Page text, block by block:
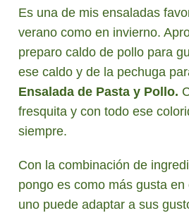
Es una de mis ensaladas
verano como en invierno.
preparo caldo de pollo para
ese caldo y de la pechuga
Ensalada de Pasta y Pollo.
fresquita y con todo ese
siempre.
Con la combinación de
pongo es como más gusta
uno puede adaptar a sus